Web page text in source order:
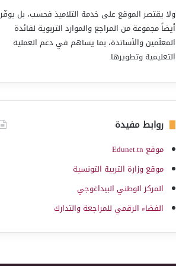
ولا يقتصر الموقع على خدمة التلاميذ فحسب، بل يوفّر
أيضاً مجموعة من المراجع والموارد التربوية لفائدة
المعلّمين والأساتذة، بما يساهم في دعم العملية
التعليمية وتطويرها.
روابط مفيدة
موقع Edunet.tn
موقع وزارة التربية التونسية
المركز الوطني البيداغوجي
الفضاء الرقمي للمراجعة والتدارك